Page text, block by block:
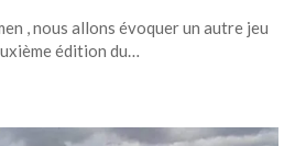
, nous allons évoquer un autre jeu
édition du…